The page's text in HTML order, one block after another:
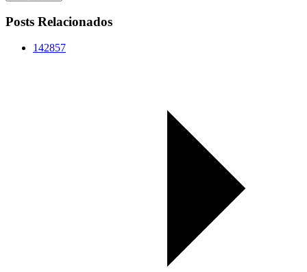
Posts Relacionados
142857